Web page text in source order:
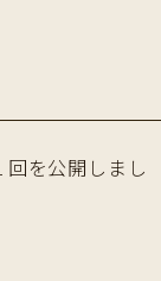
を公開しまし